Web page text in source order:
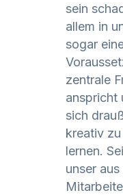
sein
allem in
sogar
zentrale
anspricht
sich
kreativ
lernen.
unser